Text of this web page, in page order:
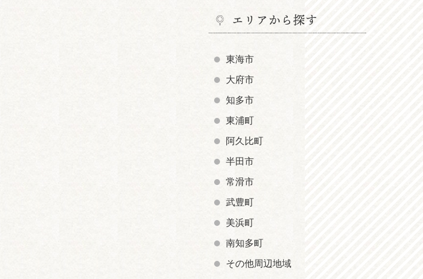
エリアから探す
東海市
大府市
知多市
東浦町
阿久比町
半田市
常滑市
武豊町
美浜町
南知多町
その他周辺地域